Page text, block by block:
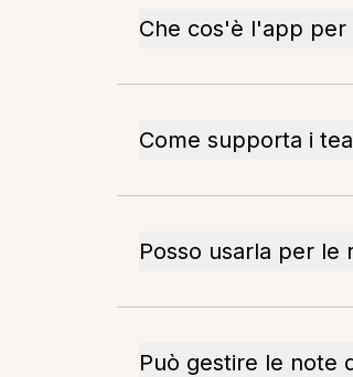
Che cos'è l'app
Come supporta i
Posso usarla per le
Può gestire le note